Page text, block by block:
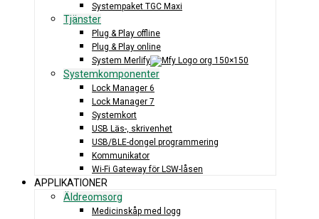
Systempaket TGC Maxi
Tjänster
Plug & Play offline
Plug & Play online
System Merlify
Systemkomponenter
Lock Manager 6
Lock Manager 7
Systemkort
USB Läs-, skrivenhet
USB/BLE-dongel programmering
Kommunikator
Wi-Fi Gateway för LSW-låsen
APPLIKATIONER
Äldreomsorg
Medicinskåp med logg